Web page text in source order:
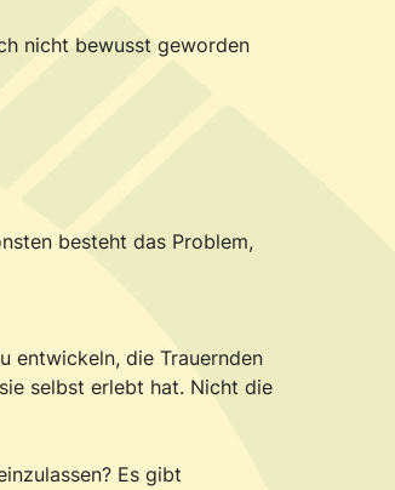
nicht bewusst geworden
besteht das Problem,
entwickeln, die Trauernden
selbst erlebt hat. Nicht die
Es gibt